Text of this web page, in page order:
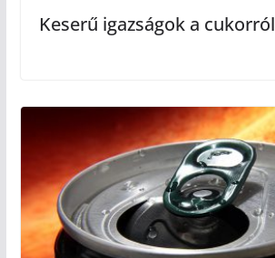
Keserű igazságok a cukorról